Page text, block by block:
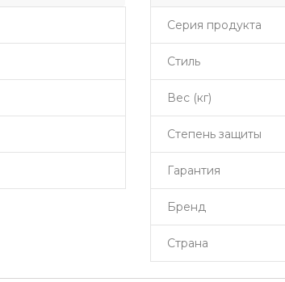
Серия продукта
Стиль
Вес (кг)
Степень защиты
Гарантия
Бренд
Страна